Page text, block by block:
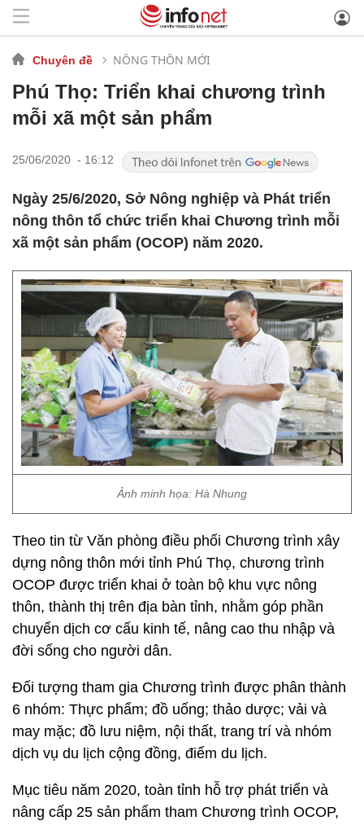
Chuyên đề NÔNG THÔN MỚI
Phú Thọ: Triển khai chương trình
mỗi xã một sản phẩm
25/06/2020 - 16:12
Ngày 25/6/2020, Sở Nông nghiệp và Phát triển
nông thôn tổ chức triển khai Chương trình mỗi
xã một sản phẩm (OCOP) năm 2020.
Ảnh minh họa: Hà Nhung
Theo tin từ Văn phòng điều phối Chương trình xây
dựng nông thôn mới tỉnh Phú Thọ, chương trình
OCOP được triển khai ở toàn bộ khu vực nông
thôn, thành thị trên địa bàn tỉnh, nhằm góp phần
chuyển dịch cơ cấu kinh tế, nâng cao thu nhập và
đời sống cho người dân.
Đối tượng tham gia Chương trình được phân thành
6 nhóm: Thực phẩm; đồ uống; thảo dược; vải và
may mặc; đồ lưu niệm, nội thất, trang trí và nhóm
dịch vụ du lịch cộng đồng, điểm du lịch.
Mục tiêu năm 2020, toàn tỉnh hỗ trợ phát triển và
nâng cấp 25 sản phẩm tham Chương trình OCOP,